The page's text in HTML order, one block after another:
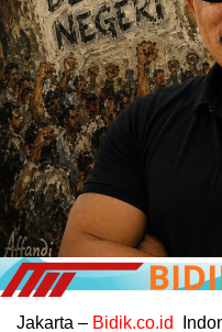
Jakarta – Bidik.co.id